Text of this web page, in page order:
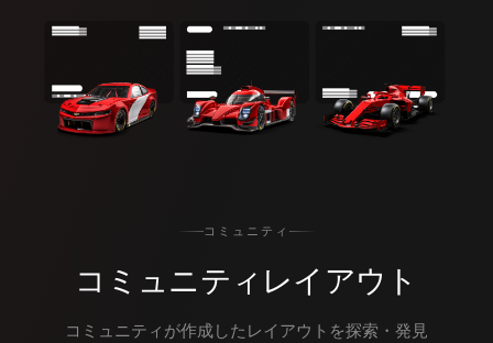
コミュニティ
コミュニティレイアウト
コミュニティが作成したレイアウトを探索・発見